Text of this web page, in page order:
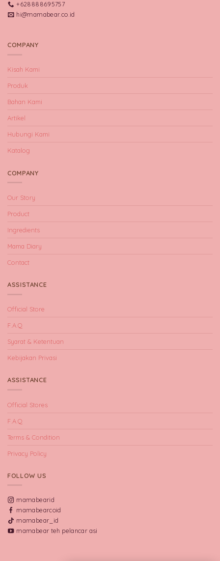
+628888695757
hi@mamabear.co.id
COMPANY
Kisah Kami
Produk
Bahan Kami
Artikel
Hubungi Kami
Katalog
COMPANY
Our Story
Product
Ingredients
Mama Diary
Contact
ASSISTANCE
Official Store
F.A.Q
Syarat & Ketentuan
Kebijakan Privasi
ASSISTANCE
Official Stores
F.A.Q
Terms & Condition
Privacy Policy
FOLLOW US
mamabearid
mamabearcoid
mamabear_id
mamabear teh pelancar asi